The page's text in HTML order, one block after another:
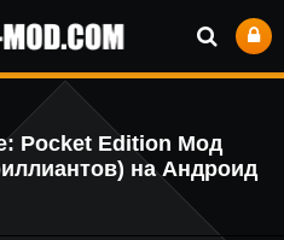
Pocket Edition Мод
на Андроид